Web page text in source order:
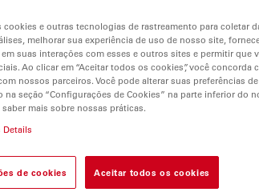
e outras tecnologias de rastreamento para coletar
melhorar sua experiência de uso de nosso site,
suas interações com esses e outros sites e permitir que
Ao clicar em “Aceitar todos os cookies”, você concorda
nossos parceiros. Você pode alterar suas preferências de
seção “Configurações de Cookies” na parte inferior do
mais sobre nossas práticas.
Details
de cookies Aceitar todos os cookies